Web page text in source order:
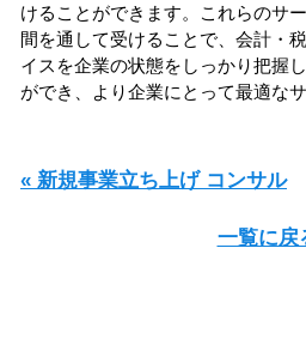
けることができます。これらのサ
間を通して受けることで、会計・
イスを企業の状態をしっかり把握
ができ、より企業にとって最適な
« 新規事業立ち上げ コンサル
一覧に戻